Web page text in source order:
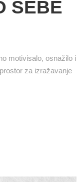
SEBE
motivisalo, osnažilo i
za izražavanje